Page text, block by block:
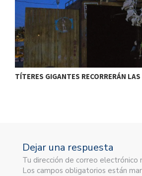
TÍTERES GIGANTES RECORRERÁN
Dejar una respuesta
Tu dirección de correo electrónico
Los campos obligatorios están